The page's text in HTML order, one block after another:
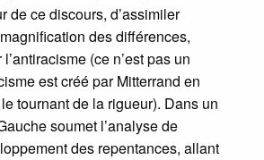
de ce discours, d’assimiler
des différences,
(ce n’est pas un
est créé par Mitterrand en
tournant de la rigueur). Dans un
soumet l’analyse de
des repentances, allant